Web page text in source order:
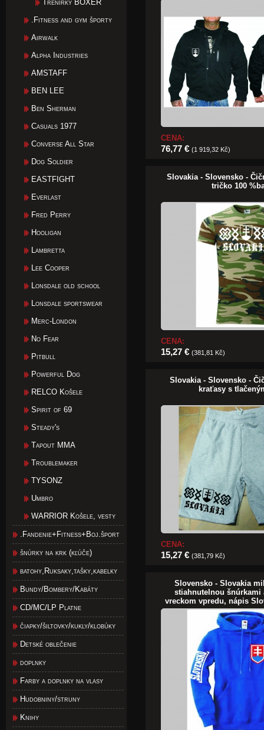
Trenírky BOXER
.Fitness and gym športy
Airwalk
Alpha Industries
AMSTAFF
BEN LEE
Ben Sherman
Casuals 1977
Converse All Star
Dog Soldier
EASTFIGHT
Everlast
Fred Perry
Hooligan
Lambretta
Lee Cooper
Lonsdale old school
Lonsdale sportswear
Merc-London
No Fear
Pitbull
Powerful Dog
RELCO Košele
Spirit of 69
Steady's
Tapout MMA
Troublemaker
TYSONZ
Umbro
WARRIOR Košele, vesty
.Fandenie+Fitness+Boj.šport
šnúrky na krk (kľúče)
batohy,Ruksaky,tašky,kabelky
Bundy/Bombery/Kabáty
CD/MC/LP Platne
čiapky/šiltovky/kukly/klobúky
Detské oblečenie
doplnky
Farby a doplnky na vlasy
Hudobniny/struny
Knihy
CENA:
76,77 € (1 919,32 Kč)
Slovakia - Slovensko -
tričko 100
CENA:
15,27 € (381,81 Kč)
Slovakia - Slovensko -
kraťasy s
CENA:
15,27 € (381,79 Kč)
Slovensko - Slovakia
stiahnutelnou šnúrkami
vreckom vpredu, nápis